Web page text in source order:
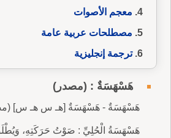
معجم الأصوات
مصطلحات عربية عامة
ترجمة إنجليزية
هَسْهَسَةٌ : (مصدر)
هَسْهَسَةٌ - هَسْهَسَةٌ [هـ س هـ س]
هَسْهَسَةُ الْحُلِيِّ : صَوْتُ حَرَكَتِهِ،